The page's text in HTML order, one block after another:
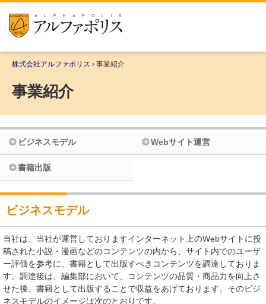
株式会社アルファポリス › 事業紹介
事業紹介
ビジネスモデル Webサイト運営
書籍出版
ビジネスモデル
当社は、当社が運営しておりますインターネット上のWebサイトに投
稿された小説・漫画などのコンテンツの内から、サイト内でのユーザ
ー評価を参考に、書籍として出版すべきコンテンツを調達しておりま
す。調達後は、編集部において、コンテンツの品質・商品力を向上さ
せた後、書籍として出版することで収益をあげております。そのビジ
ネスモデルのイメージは次のとおりです。